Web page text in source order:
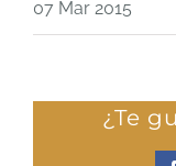
07 Mar 2015
¿Te